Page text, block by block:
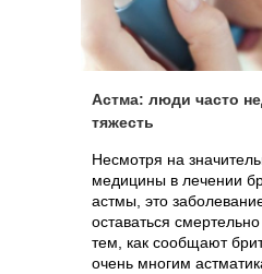
Астма: люди часто
тяжесть
Несмотря на
медицины в лечении
астмы, это
оставаться
тем, как сообщают
очень многим